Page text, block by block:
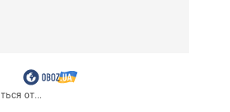
от...